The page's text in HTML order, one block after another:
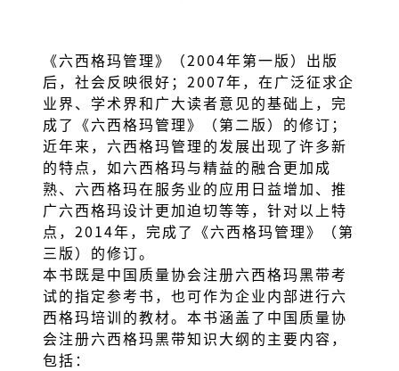
《六西格玛管理》（2004年第一版）出版
后，社会反映很好；2007年，在广泛征求企
业界、学术界和广大读者意见的基础上，完
成了《六西格玛管理》（第二版）的修订；
近年来，六西格玛管理的发展出现了许多新
的特点，如六西格玛与精益的融合更加成
熟、六西格玛在服务业的应用日益增加、推
广六西格玛设计更加迫切等等，针对以上特
点，2014年，完成了《六西格玛管理》（第
三版）的修订。
本书既是中国质量协会注册六西格玛黑带考
试的指定参考书，也可作为企业内部进行六
西格玛培训的教材。本书涵盖了中国质量协
会注册六西格玛黑带知识大纲的主要内容，
包括：